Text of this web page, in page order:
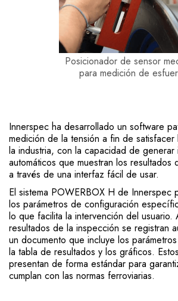
Posicionador de sensor
para medición de
Innerspec ha desarrollado un software
medición de la tensión a fin de
la industria, con la capacidad de generar
automáticos que muestran los resultados
a través de una interfaz fácil de usar.
El sistema POWERBOX H de Innerspec
los parámetros de configuración
lo que facilita la intervención del usuario.
resultados de la inspección se registran
un documento que incluye los
la tabla de resultados y los gráficos.
presentan de forma estándar para
cumplan con las normas ferroviarias.